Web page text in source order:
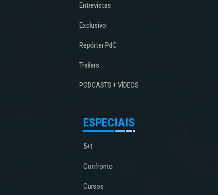
Entrevistas
Exclusivo
Repórter PdC
Trailers
PODCASTS + VÍDEOS
ESPECIAIS
5+1
Confronto
Cursos